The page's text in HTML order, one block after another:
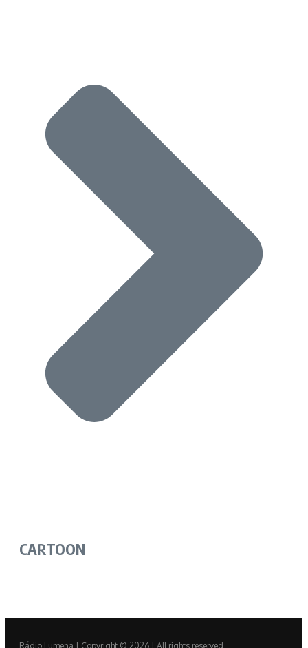
CARTOON
Rádio Lumena | Copyright © 2026 | All rights reserved